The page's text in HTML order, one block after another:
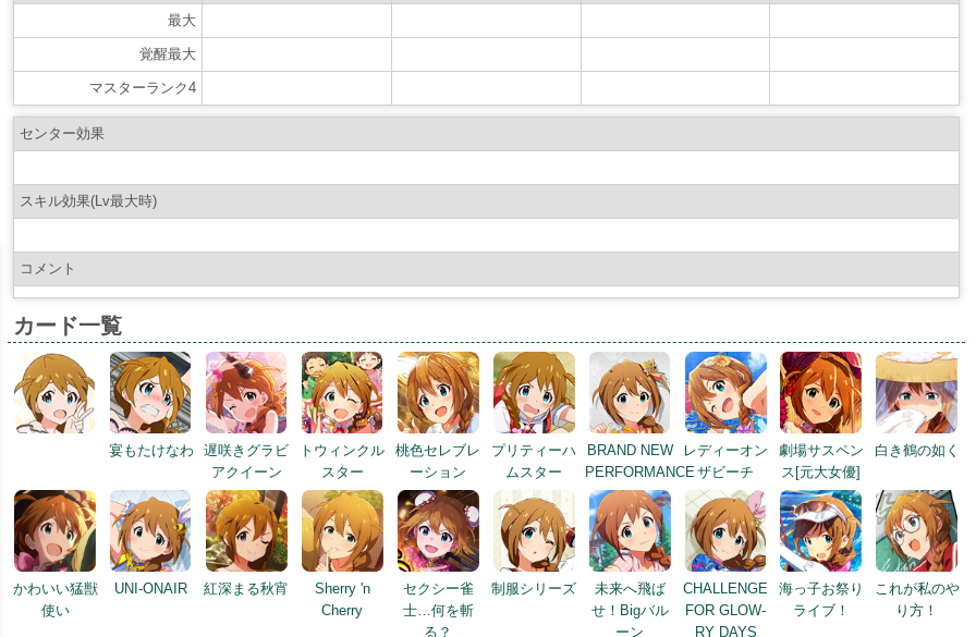
最大
覚醒最大
マスターランク4
センター効果
スキル効果(Lv最大時)
コメント
カード一覧
宴もたけなわ
遅咲きグラビ
アクイーン
トウィンクル
スター
桃色セレブレ
ーション
プリティーハ
ムスター
BRAND NEW
PERFORMANCE
レディーオン
ザビーチ
劇場サスペン
ス[元大女優]
白き鶴の如く
かわいい猛獣
使い
UNI-ONAIR 紅深まる秋宵
Sherry 'n
Cherry
セクシー雀
士…何を斬
る？
制服シリーズ
未来へ飛ば
せ！Bigバル
ーン
CHALLENGE
FOR GLOW-
RY DAYS
海っ子お祭り
ライブ！
これが私のや
り方！